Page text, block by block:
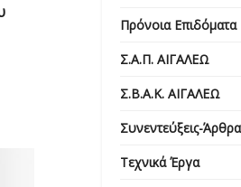
Πρόνοια Επιδόματα
Σ.Α.Π. ΑΙΓΑΛΕΩ
Σ.Β.Α.Κ. ΑΙΓΑΛΕΩ
Συνεντεύξεις-Άρθρα
Τεχνικά Έργα